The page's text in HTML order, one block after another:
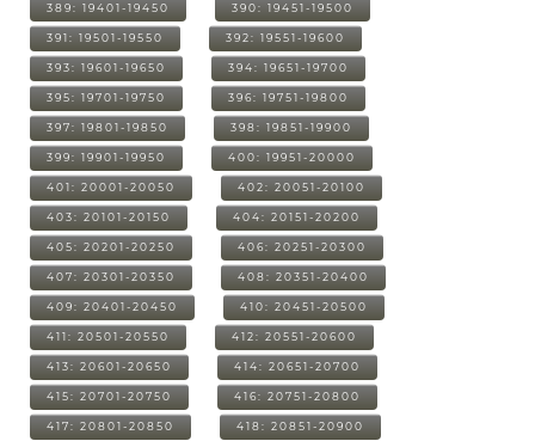
389: 19401-19450 390: 19451-19500
391: 19501-19550 392: 19551-19600
393: 19601-19650 394: 19651-19700
395: 19701-19750 396: 19751-19800
397: 19801-19850 398: 19851-19900
399: 19901-19950 400: 19951-20000
401: 20001-20050 402: 20051-20100
403: 20101-20150 404: 20151-20200
405: 20201-20250 406: 20251-20300
407: 20301-20350 408: 20351-20400
409: 20401-20450 410: 20451-20500
411: 20501-20550 412: 20551-20600
413: 20601-20650 414: 20651-20700
415: 20701-20750 416: 20751-20800
417: 20801-20850 418: 20851-20900